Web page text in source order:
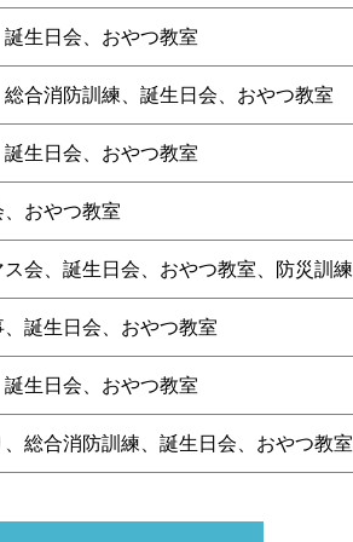
生日会、おやつ教室
合消防訓練、誕生日会、おやつ教室
生日会、おやつ教室
おやつ教室
会、誕生日会、おやつ教室、防災訓練
誕生日会、おやつ教室
生日会、おやつ教室
総合消防訓練、誕生日会、おやつ教室